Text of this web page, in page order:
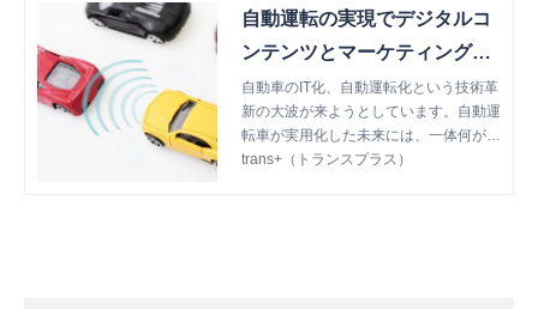
自動運転の実現でデジタルコ
ンテンツとマーケティングが
変わる！【2020未来予想図】
| trans+（トランスプラス）
自動車のIT化、自動運転化という技術革
新の大波が来ようとしています。自動運
転車が実用化した未来には、一体何が待
っているのでしょうか。今回は自動運転
trans+（トランスプラス）